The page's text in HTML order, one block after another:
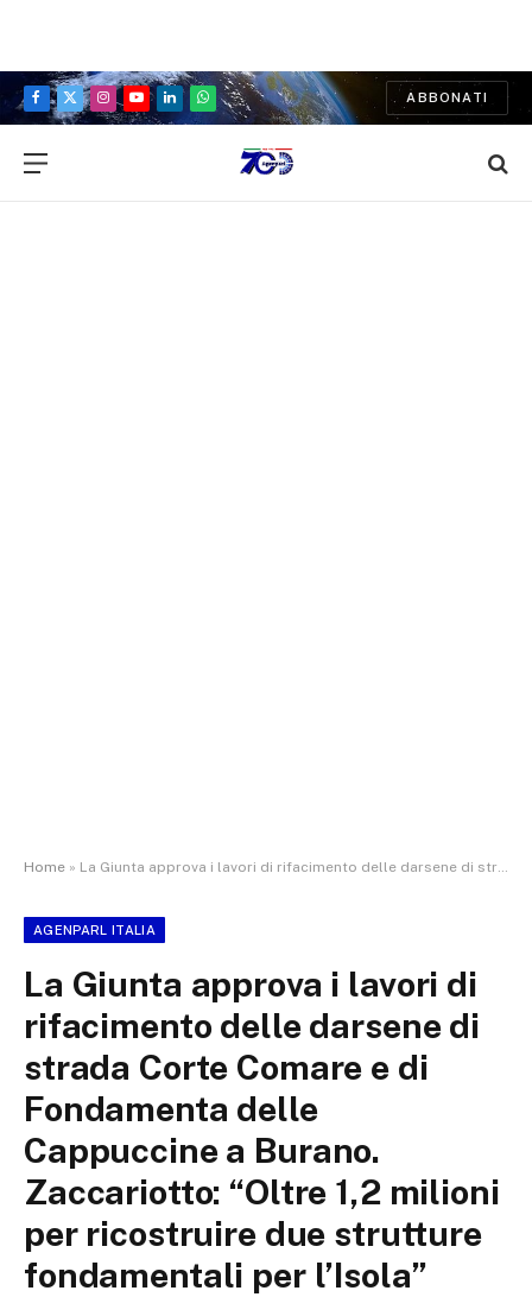
Facebook
X
Instagram
YouTubeLinkedInWhatsApp
ABBONATI
Home » La Giunta approva i lavori di rifacimento delle darsene di strada Corte Comare e di Fondamenta delle Cappuccine a Burano. Zaccariotto: “Oltre 1,2 milioni per ricostruire due strutture fondamentali per l’Isola”
AGENPARL ITALIA
La Giunta approva i lavori di
rifacimento delle darsene di
strada Corte Comare e di
Fondamenta delle
Cappuccine a Burano.
Zaccariotto: “Oltre 1,2 milioni
per ricostruire due strutture
fondamentali per l’Isola”